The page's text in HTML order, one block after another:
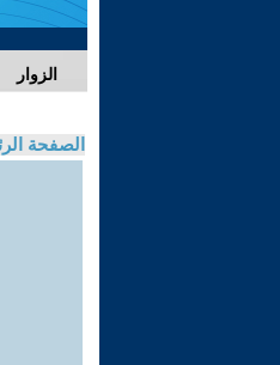
الزوار
الصفحة